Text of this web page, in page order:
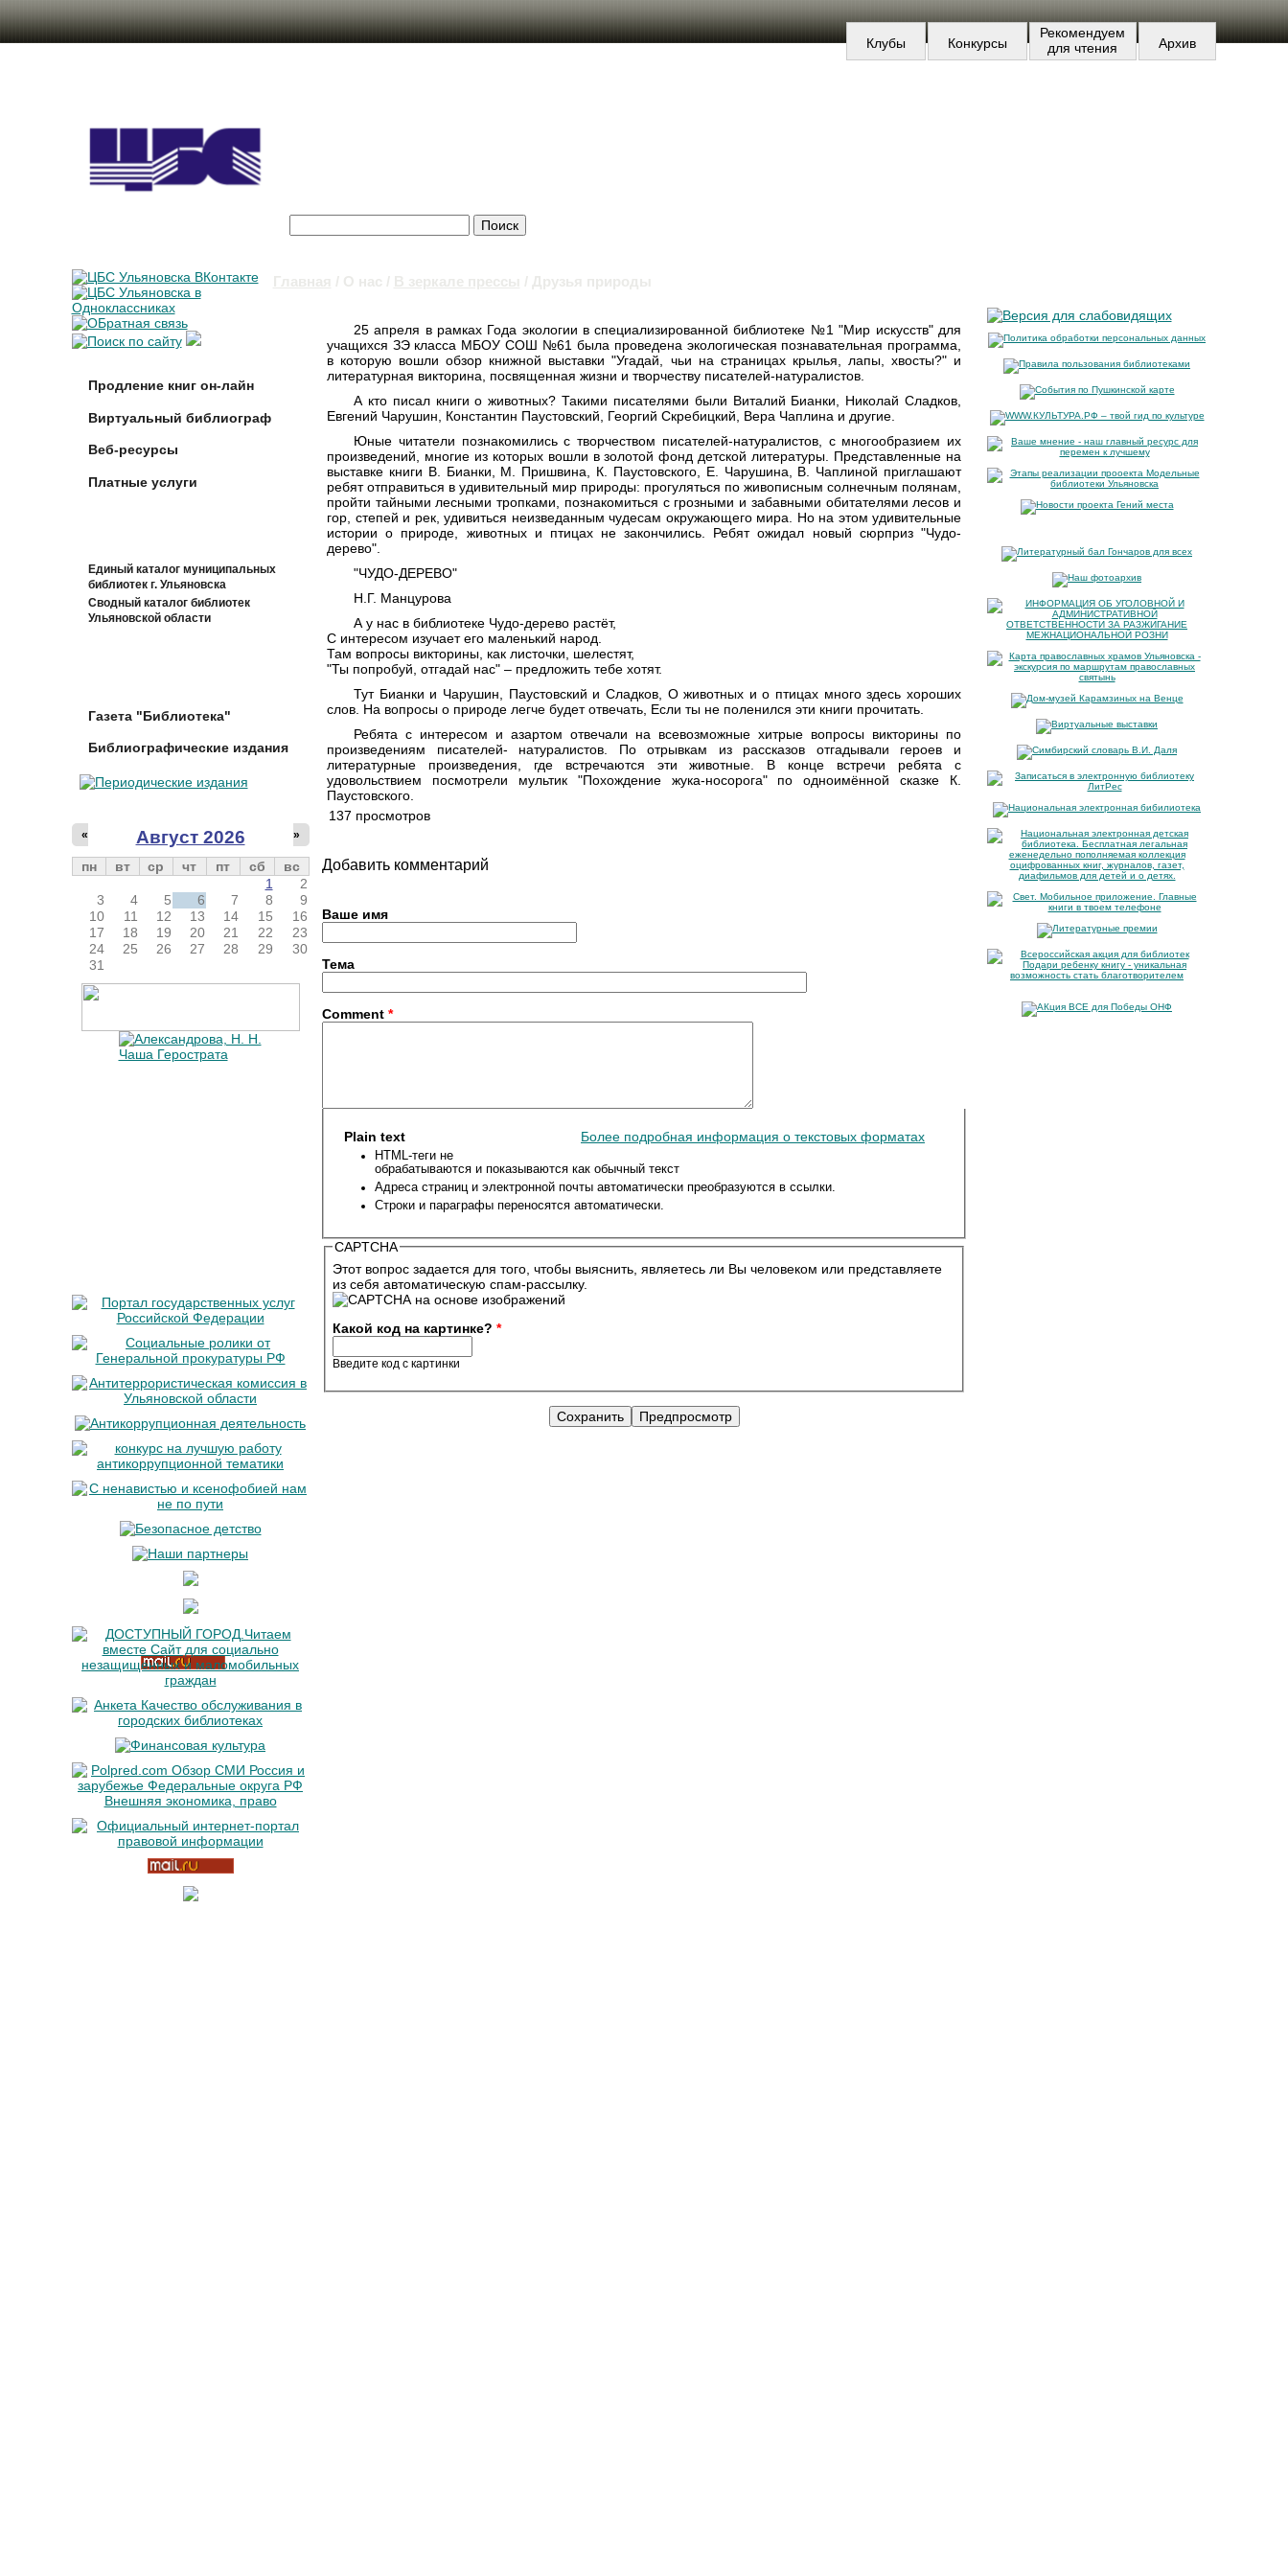
Клубы Конкурсы
Рекомендуем
для чтения
Архив
Главная / О нас / В зеркале прессы / Друзья природы
Продление книг он-лайн
Виртуальный библиограф
Веб-ресурсы
Платные услуги
Единый каталог муниципальных
библиотек г. Ульяновска
Сводный каталог библиотек
Ульяновской области
Газета "Библиотека"
Библиографические издания
Август 2026
« »
пн вт ср чт пт сб
вс
1
2
3
4 5 6 7 8
9
10
11 12 13 14 15
16
17
18 19 20 21 22
23
24
25 26 27 28 29
30
31
25 апреля в рамках Года экологии в специализированной библиотеке №1 "Мир искусств" для
учащихся ЗЭ класса МБОУ СОШ №61 была проведена экологическая познавательная программа,
в которую вошли обзор книжной выставки "Угадай, чьи на страницах крылья, лапы, хвосты?" и
литературная викторина, посвященная жизни и творчеству писателей-натуралистов.
А кто писал книги о животных? Такими писателями были Виталий Бианки, Николай Сладков,
Евгений Чарушин, Константин Паустовский, Георгий Скребицкий, Вера Чаплина и другие.
Юные читатели познакомились с творчеством писателей-натуралистов, с многообразием их
произведений, многие из которых вошли в золотой фонд детской литературы. Представленные на
выставке книги В. Бианки, М. Пришвина, К. Паустовского, Е. Чарушина, В. Чаплиной приглашают
ребят отправиться в удивительный мир природы: прогуляться по живописным солнечным полянам,
пройти тайными лесными тропками, познакомиться с грозными и забавными обитателями лесов и
гор, степей и рек, удивиться неизведанным чудесам окружающего мира. Но на этом удивительные
истории о природе, животных и птицах не закончились. Ребят ожидал новый сюрприз "Чудо-
дерево".
"ЧУДО-ДЕРЕВО"
Н.Г. Манцурова
А у нас в библиотеке Чудо-дерево растёт,
С интересом изучает его маленький народ.
Там вопросы викторины, как листочки, шелестят,
"Ты попробуй, отгадай нас" – предложить тебе хотят.
Тут Бианки и Чарушин, Паустовский и Сладков, О животных и о птицах много здесь хороших
слов. На вопросы о природе легче будет отвечать, Если ты не поленился эти книги прочитать.
Ребята с интересом и азартом отвечали на всевозможные хитрые вопросы викторины по
произведениям писателей- натуралистов. По отрывкам из рассказов отгадывали героев и
литературные произведения, где встречаются эти животные. В конце встречи ребята с
удовольствием посмотрели мультик "Похождение жука-носорога" по одноимённой сказке К.
Паустовского.
137 просмотров
Добавить комментарий
Ваше имя
Тема
Comment *
Более подробная информация о текстовых форматах
Plain text
HTML-теги не
обрабатываются и показываются как обычный текст
Адреса страниц и электронной почты автоматически преобразуются в ссылки.
Строки и параграфы переносятся автоматически.
CAPTCHA
Этот вопрос задается для того, чтобы выяснить, являетесь ли Вы человеком или представляете
из себя автоматическую спам-рассылку.
Какой код на картинке? *
Введите код с картинки